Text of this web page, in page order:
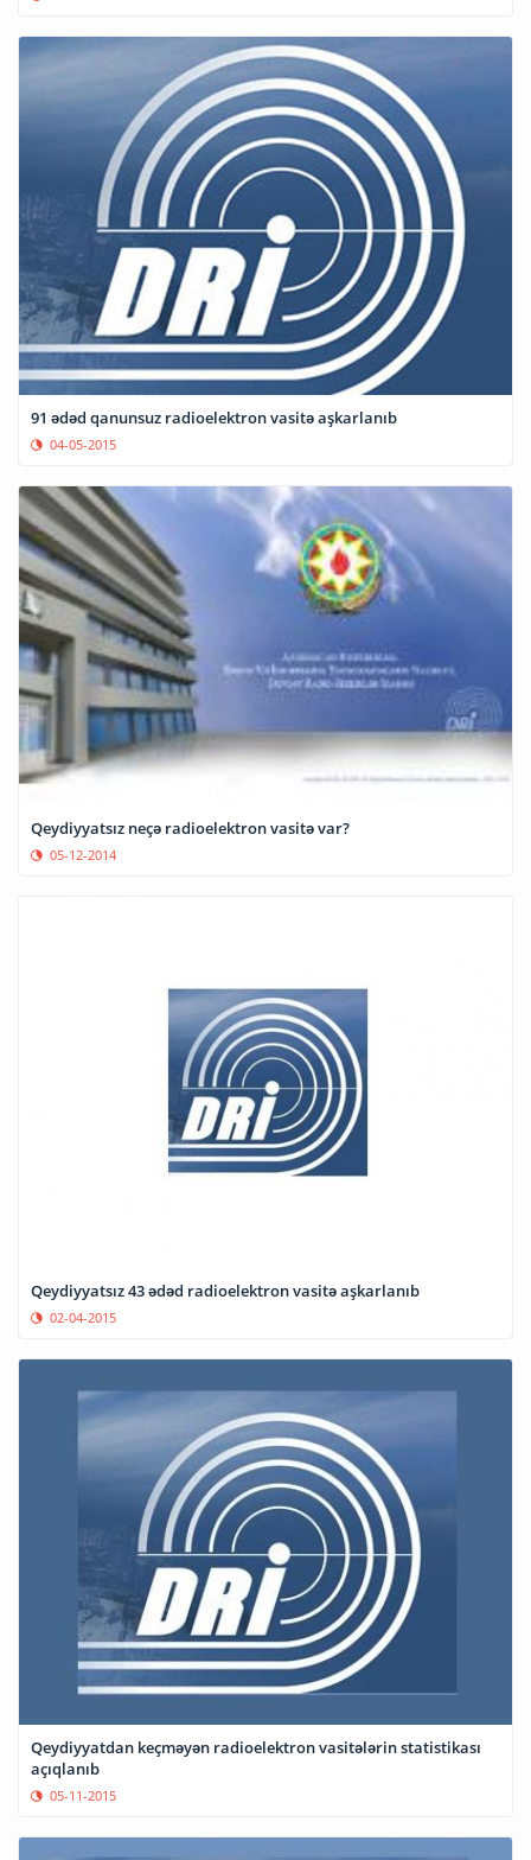
91 ədəd qanunsuz radioelektron vasitə aşkarlanıb
04-05-2015
Qeydiyyatsız neçə radioelektron vasitə var?
05-12-2014
Qeydiyyatsız 43 ədəd radioelektron vasitə aşkarlanıb
02-04-2015
Qeydiyyatdan keçməyən radioelektron vasitələrin statistikası
açıqlanıb
05-11-2015